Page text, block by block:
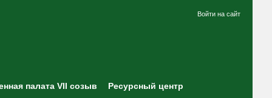
Войти на сайт
палата VII созыв Ресурсный центр